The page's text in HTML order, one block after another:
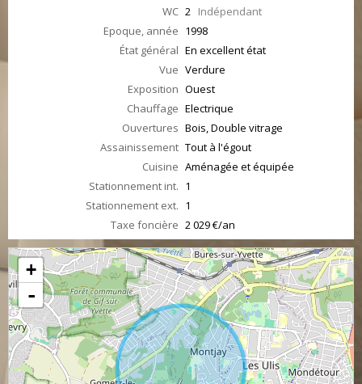
WC 2 Indépendant
Epoque, année 1998
État général En excellent état
Vue Verdure
Exposition Ouest
Chauffage Electrique
Ouvertures Bois, Double vitrage
Assainissement Tout à l'égout
Cuisine Aménagée et équipée
Stationnement int. 1
Stationnement ext. 1
Taxe foncière 2 029 €/an
+
-